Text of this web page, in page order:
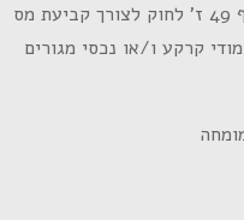
ערערים למינהל, הכנת דוחות לפי סעיף 49 ז' לחוק לצורך קביעת מס
קרקע ו/או נכסי מגורים